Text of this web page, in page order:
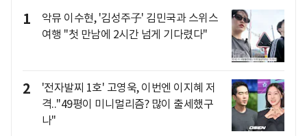
1
악뮤 이수현, '김성주子' 김민국과 스위스
여행 "첫 만남에 2시간 넘게 기다렸다"
2
'전자발찌 1호' 고영욱, 이번엔 이지혜 저
격.."49평이 미니멀리즘? 많이 출세했구
나"